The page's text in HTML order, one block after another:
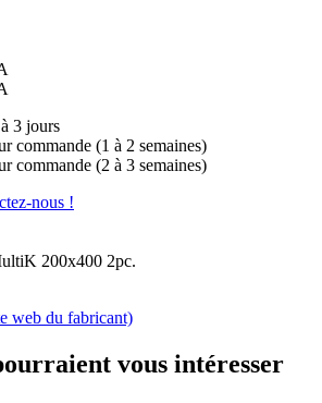
3 jours
commande (1 à 2 semaines)
commande (2 à 3 semaines)
nous !
200x400 2pc.
web du fabricant)
vous intéresser